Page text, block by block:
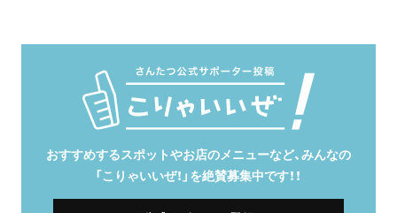
おすすめするスポットやお店のメニューなど、みんなの
「こりゃいいぜ！」を絶賛募集中です！！